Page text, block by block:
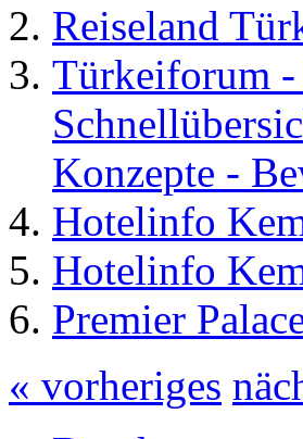
Reiseland
Türkeiforum
Konzepte -
Hotelinfo
Hotelinfo
Premier
« vorheriges